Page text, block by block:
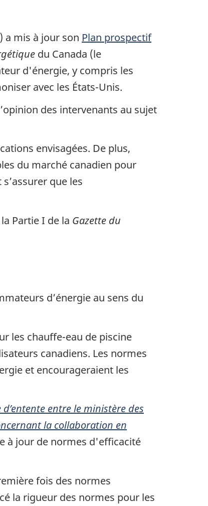
a mis à jour son Plan prospectif
du Canada (le
d'énergie, y compris les
avec les États-Unis.
des intervenants au sujet
envisagées. De plus,
du marché canadien pour
que les
Partie I de la Gazette du
d’énergie au sens du
les chauffe-eau de piscine
canadiens. Les normes
et encourageraient les
d’entente entre le ministère des
la collaboration en
à jour de normes d'efficacité
fois des normes
la rigueur des normes pour les